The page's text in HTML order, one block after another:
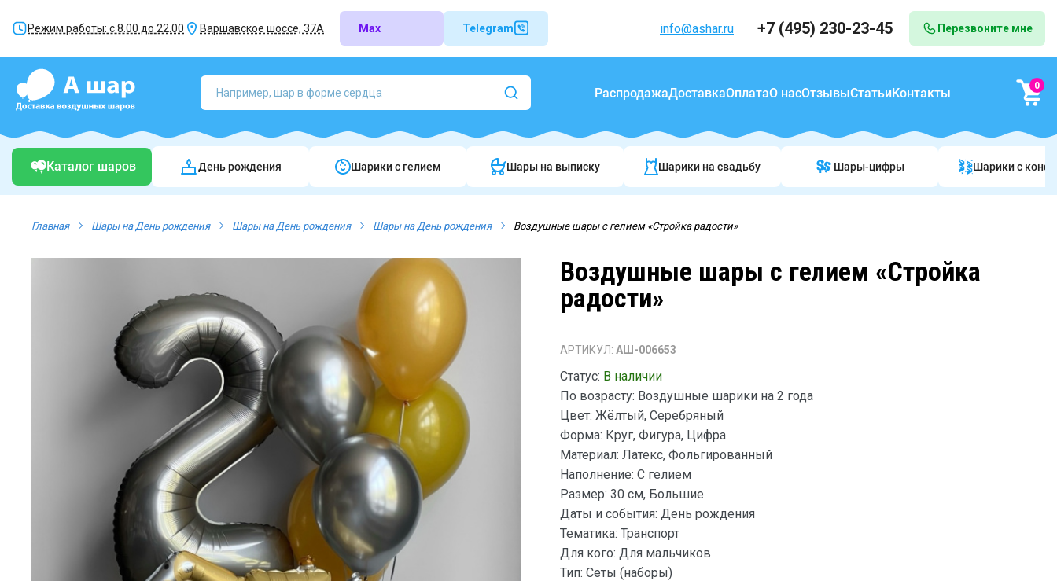
Режим работы: с 8.00 до 22.00 Варшавское шоссе, 37А Max Telegram info@ashar.ru +7 (495) 230-23-45 Перезвоните мне
РаспродажаДоставкаОплатаО насОтзывыСтатьиКонтакты 0
Каталог шаров День рождения Шарики c гелием Шары на выписку Шарики на свадьбу Шары-цифры Шарики c
Главная Шары на День рождения Шары на День рождения Шары на День рождения Воздушные шары с гелием «Стройка радости»
Воздушные шары с гелием «Стройка
радости»
АРТИКУЛ: АШ-006653
Статус: В наличии
По возрасту: Воздушные шарики на 2 года
Цвет: Жёлтый, Серебряный
Форма: Круг, Фигура, Цифра
Материал: Латекс, Фольгированный
Наполнение: С гелием
Размер: 30 см, Большие
Даты и события: День рождения
Тематика: Транспорт
Для кого: Для мальчиков
Тип: Сеты (наборы)